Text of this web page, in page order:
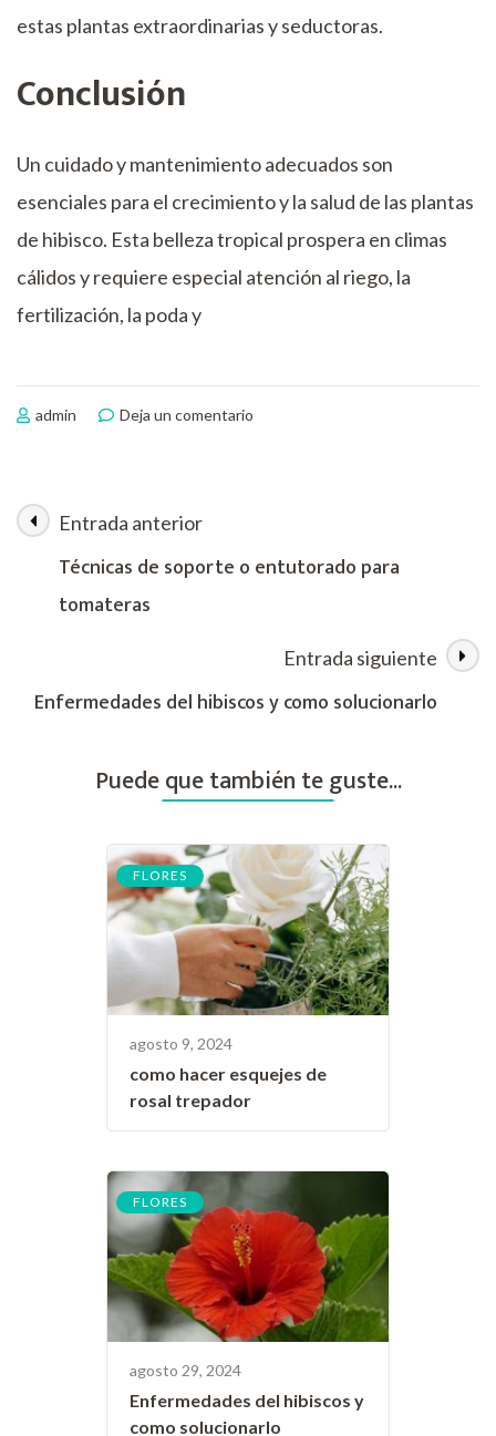
estas plantas extraordinarias y seductoras.
Conclusión
Un cuidado y mantenimiento adecuados son
esenciales para el crecimiento y la salud de las plantas
de hibisco. Esta belleza tropical prospera en climas
cálidos y requiere especial atención al riego, la
fertilización, la poda y
admin Deja un comentario
Navegación
entradas
Entrada anterior
Técnicas de soporte o entutorado para
tomateras
Entrada siguiente
Enfermedades del hibiscos y como solucionarlo
Puede que también te guste...
FLORES
agosto 9, 2024
como hacer esquejes de
rosal trepador
FLORES
agosto 29, 2024
Enfermedades del hibiscos y
como solucionarlo